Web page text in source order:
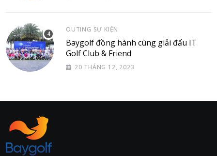
OUTING SỰ KIỆN
Baygolf đồng hành cùng giải đấu IT
Golf Club & Friend
20 THÁNG 12, 2023